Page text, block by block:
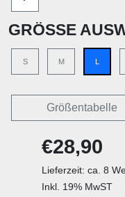
GRÖSSE
S M
Größentabelle
€28,90
Lieferzeit: ca. 8
Inkl. 19% MwST